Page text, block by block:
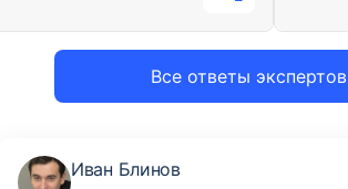
Все ответы экспертов
Иван Блинов